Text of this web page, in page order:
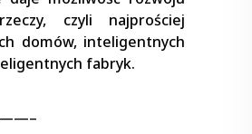
czyli najprościej
domów, inteligentnych
fabryk.
——–